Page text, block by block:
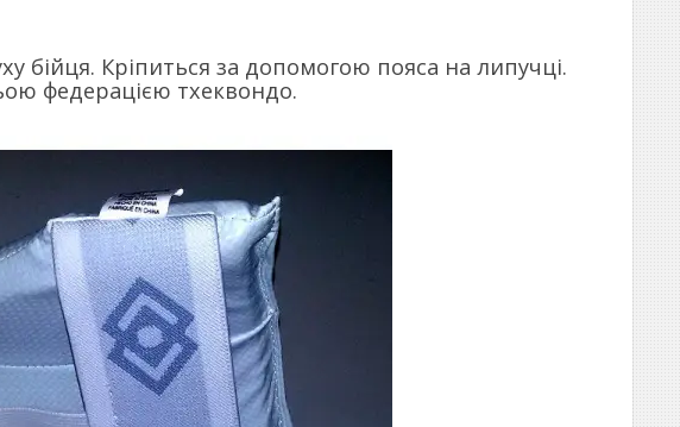
бійця. Кріпиться за допомогою пояса на липучці.
федерацією тхеквондо.